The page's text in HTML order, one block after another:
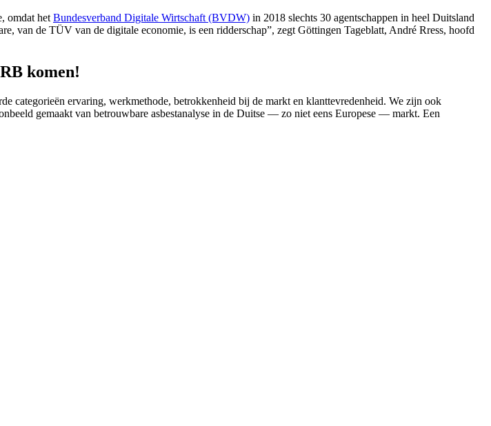
omdat het Bundesverband Digitale Wirtschaft (BVDW) in 2018 slechts 30 agentschappen in heel Duitsland
van de TÜV van de digitale economie, is een ridderschap”, zegt Göttingen Tageblatt, André Rress, hoofd
komen!
categorieën ervaring, werkmethode, betrokkenheid bij de markt en klanttevredenheid. We zijn ook
gemaakt van betrouwbare asbestanalyse in de Duitse — zo niet eens Europese — markt. Een